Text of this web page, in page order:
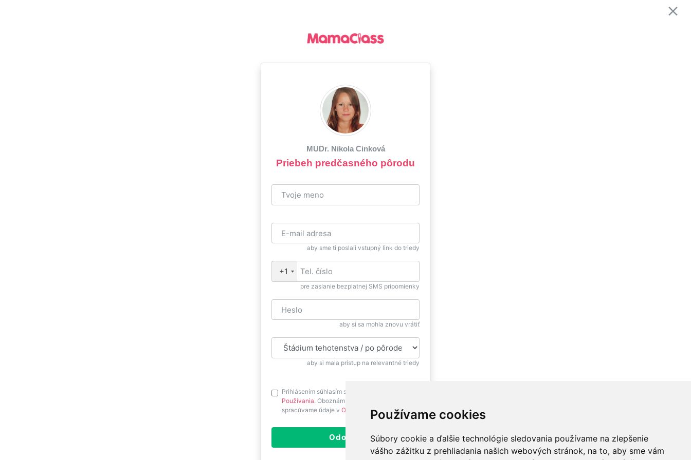
Používame cookies
Súbory cookie a ďalšie technológie sledovania používame na zlepšenie
vášho zážitku z prehliadania našich webových stránok, na to, aby sme vám
MUDr. Nikola Cinková
Priebeh predčasného pôrodu
aby sme ti poslali vstupný link do triedy
+1
pre zaslanie bezplatnej SMS pripomienky
aby si sa mohla znovu vrátiť
aby si mala prístup na relevantné triedy
Prihlásením súhlasím s
Používania. Oboznám sa prosím ako
spracúvame údaje v Ochrane osobných údajov
Odoslať